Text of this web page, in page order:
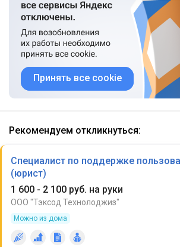
Принять все cookie
Рекомендуем откликнуться:
Специалист по поддержке
(юрист)
1 600 - 2 100 руб. на руки
ООО "Тэксод Технолоджиз"
Можно из дома